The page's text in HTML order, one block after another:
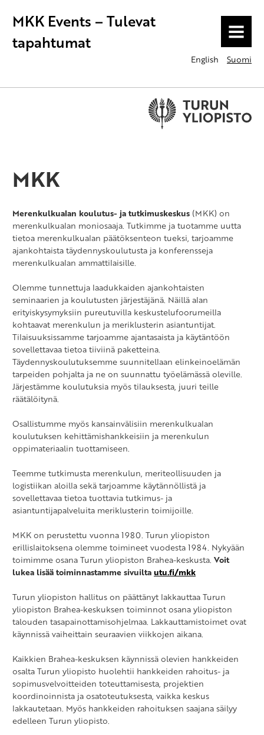
MKK Events – Tulevat
tapahtumat
MENU
English Suomi
MKK
Merenkulkualan koulutus- ja tutkimuskeskus (MKK) on
merenkulkualan moniosaaja. Tutkimme ja tuotamme uutta
tietoa merenkulkualan päätöksenteon tueksi, tarjoamme
ajankohtaista täydennyskoulutusta ja konferensseja
merenkulkualan ammattilaisille.
Olemme tunnettuja laadukkaiden ajankohtaisten
seminaarien ja koulutusten järjestäjänä. Näillä alan
erityiskysymyksiin pureutuvilla keskustelufoorumeilla
kohtaavat merenkulun ja meriklusterin asiantuntijat.
Tilaisuuksissamme tarjoamme ajantasaista ja käytäntöön
sovellettavaa tietoa tiiviinä paketteina.
Täydennyskoulutuksemme suunnitellaan elinkeinoelämän
tarpeiden pohjalta ja ne on suunnattu työelämässä oleville.
Järjestämme koulutuksia myös tilauksesta, juuri teille
räätälöitynä.
Osallistumme myös kansainvälisiin merenkulkualan
koulutuksen kehittämishankkeisiin ja merenkulun
oppimateriaalin tuottamiseen.
Teemme tutkimusta merenkulun, meriteollisuuden ja
logistiikan aloilla sekä tarjoamme käytännöllistä ja
sovellettavaa tietoa tuottavia tutkimus- ja
asiantuntijapalveluita meriklusterin toimijoille.
MKK on perustettu vuonna 1980. Turun yliopiston
erillislaitoksena olemme toimineet vuodesta 1984. Nykyään
toimimme osana Turun yliopiston Brahea-keskusta. Voit
lukea lisää toiminnastamme sivuiltautu.fi/mkk
Turun yliopiston hallitus on päättänyt lakkauttaa Turun
yliopiston Brahea-keskuksen toiminnot osana yliopiston
talouden tasapainottamisohjelmaa. Lakkauttamistoimet ovat
käynnissä vaiheittain seuraavien viikkojen aikana.
Kaikkien Brahea-keskuksen käynnissä olevien hankkeiden
osalta Turun yliopisto huolehtii hankkeiden rahoitus- ja
sopimusvelvoitteiden toteuttamisesta, projektien
koordinoinnista ja osatoteutuksesta, vaikka keskus
lakkautetaan. Myös hankkeiden rahoituksen saajana säilyy
edelleen Turun yliopisto.